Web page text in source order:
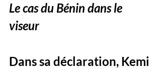
Le cas du Bénin dans le
viseur
Dans sa déclaration, Kemi